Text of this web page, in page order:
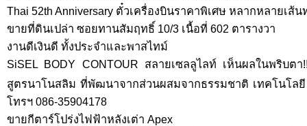
Thai 52th Anniversary ตั๋วเครื่องบินราคาพิเศษ หลากหลายเส้
ขายที่ดินเปล่า ซอยทานสัมฤทธิ์ 10/3 เนื้อที่ 602 ตารางวา
งานดีเงินดี ทั้งประจำและพาสไทม์
SiSEL BODY CONTOUR สลายเซลลูไลท์ เห็นผลในพริบตา
สูตรนาโนสลิม ที่พัฒนาจากส่วนผสมจากธรรมชาติ เทคโนโลยี
โทรฯ 086-35904178
ขายกีตาร์โปร่งไฟฟ้าหลังเต่า Apex